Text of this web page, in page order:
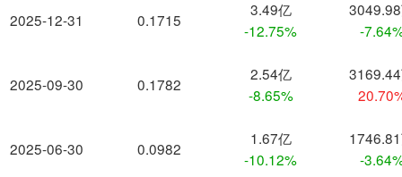
2025-12-31
2025-09-30
2025-06-30
0.1715
3.49亿
-12.75%
-
0.1782
2.54亿
-8.65%
0.0982
1.67亿
-10.12%
-